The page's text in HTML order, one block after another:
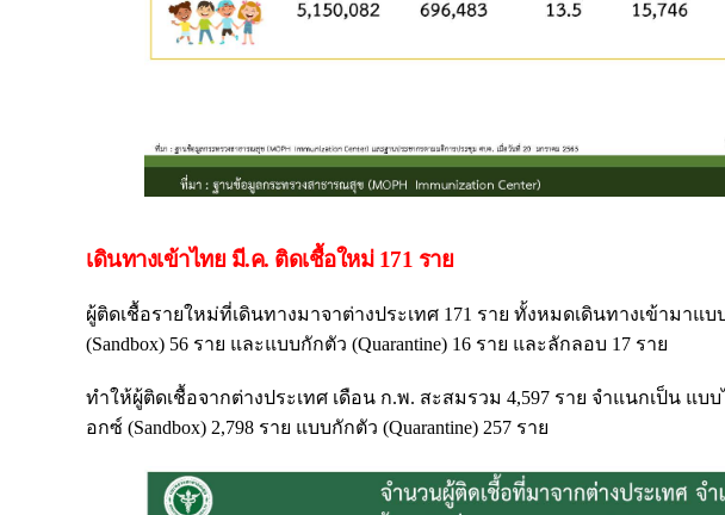
เดินทางเข้าไทย มี.ค. ติดเชื้อใหม่ 171 ราย
ผู้ติดเชื้อรายใหม่ที่เดินทางมาจาต่างประเทศ 171 ราย ทั้งหมดเดินทางเข้ามาแ
(Sandbox) 56 ราย และแบบกักตัว (Quarantine) 16 ราย และลักลอบ 17 ราย
ทำให้ผู้ติดเชื้อจากต่างประเทศ เดือน ก.พ. สะสมรวม 4,597 ราย จำแนกเป็น แบ
อกซ์ (Sandbox) 2,798 ราย แบบกักตัว (Quarantine) 257 ราย